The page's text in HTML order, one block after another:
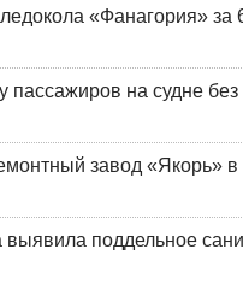
«Фанагория» за
на судне без
завод «Якорь» в
поддельное